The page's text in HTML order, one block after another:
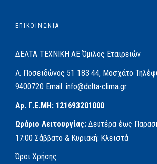
ΕΠΙΚΟΙΝΩΝΙΑ
ΔΕΛΤΑ ΤΕΧΝΙΚΗ ΑΕΌμιλος Εταιρειών
Λ. Ποσειδώνος 51 183 44, Μοσχάτο
9400720 Email: info@delta-clima.gr
Αρ. Γ.Ε.ΜΗ: 121693201000
Ωράριο Λειτουργίας: Δευτέρα έως
17:00 Σάββατο & Κυριακή: Κλειστά
Όροι Χρήσης